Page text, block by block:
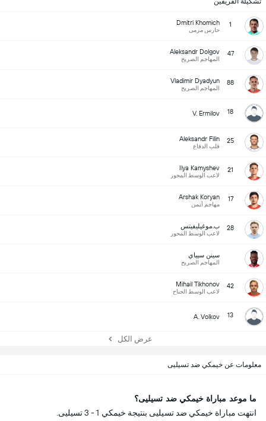
1
Dmitri Khomich
حارس مرمى
47
Aleksandr Dolgov
المهاجم الصريح
88
Vladimir Dyadyun
المهاجم الصريح
18
V. Ermilov
25
Aleksandr Filin
قلب الدفاع
21
Ilya Kamyshev
لاعب الوسط المحور
17
Arshak Koryan
مهاجم أيمن
28 ب.موغيليفيتس
لاعب الوسط المحور
سينن سيباي
المهاجم الصريح
42
Mihail Tikhonov
لاعب الوسط الجناح
13
A. Volkov
عرض الكل
معلومات عن خيمكي ضد تسيليى
ما موعد مباراة خيمكي ضد تسيليى؟
انتهت مباراة خيمكي ضد تسيليى بنتيجة خيمكي 1 - 3 تسيليى.